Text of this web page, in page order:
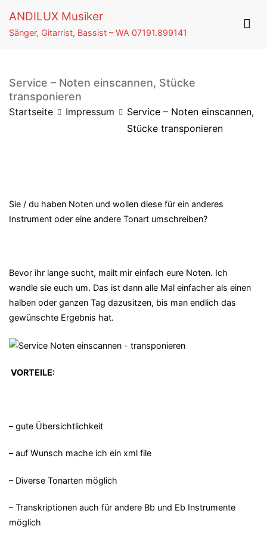
zum
Inhalt
ANDILUX Musiker
Sänger, Gitarrist, Bassist – WA 07191.899141
Service – Noten einscannen, Stücke
transponieren
Startseite Impressum
Service – Noten einscannen,
Stücke transponieren
Sie / du haben Noten und wollen diese für ein anderes
Instrument oder eine andere Tonart umschreiben?
Bevor ihr lange sucht, mailt mir einfach eure Noten. Ich
wandle sie euch um. Das ist dann alle Mal einfacher als einen
halben oder ganzen Tag dazusitzen, bis man endlich das
gewünschte Ergebnis hat.
VORTEILE:
– gute Übersichtlichkeit
– auf Wunsch mache ich ein xml file
– Diverse Tonarten möglich
– Transkriptionen auch für andere Bb und Eb Instrumente
möglich